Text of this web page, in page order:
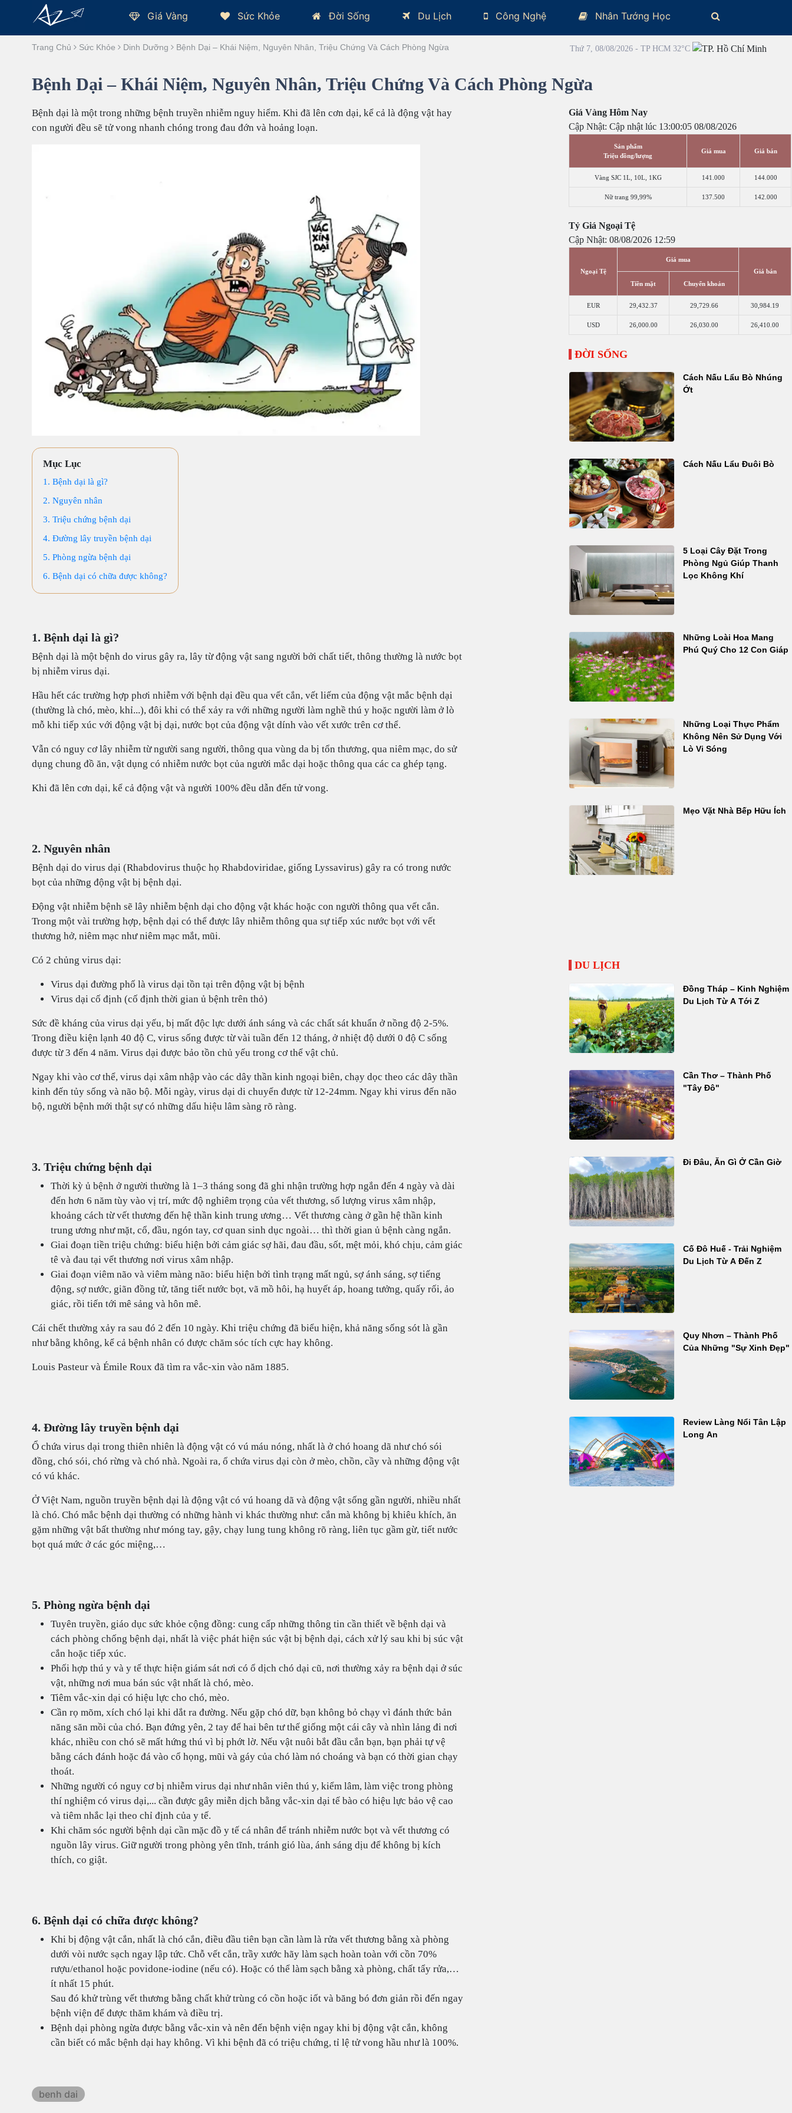
Giá Vàng Sức Khỏe Đời Sống Du Lịch Công Nghệ Nhân Tướng Học
Trang Chủ Sức Khỏe Dinh Dưỡng Bệnh Dại – Khái Niệm, Nguyên Nhân, Triệu Chứng Và Cách Phòng Ngừa Thứ 7, 08/08/2026 - TP HCM 32°C
Bệnh Dại – Khái Niệm, Nguyên Nhân, Triệu Chứng Và Cách Phòng Ngừa
Bệnh dại là một trong những bệnh truyền nhiễm nguy hiểm. Khi đã lên cơn dại, kể cả là động vật hay
con người đều sẽ tử vong nhanh chóng trong đau đớn và hoảng loạn.
Mục Lục
1. Bệnh dại là gì?
2. Nguyên nhân
3. Triệu chứng bệnh dại
4. Đường lây truyền bệnh dại
5. Phòng ngừa bệnh dại
6. Bệnh dại có chữa được không?
1. Bệnh dại là gì?
Bệnh dại là một bệnh do virus gây ra, lây từ động vật sang người bởi chất tiết, thông thường là nước bọt
bị nhiễm virus dại.
Hầu hết các trường hợp phơi nhiễm với bệnh dại đều qua vết cắn, vết liếm của động vật mắc bệnh dại
(thường là chó, mèo, khỉ...), đôi khi có thể xảy ra với những người làm nghề thú y hoặc người làm ở lò
mỗ khi tiếp xúc với động vật bị dại, nước bọt của động vật dính vào vết xước trên cơ thể.
Vẫn có nguy cơ lây nhiễm từ người sang người, thông qua vùng da bị tổn thương, qua niêm mạc, do sử
dụng chung đồ ăn, vật dụng có nhiễm nước bọt của người mắc dại hoặc thông qua các ca ghép tạng.
Khi đã lên cơn dại, kể cả động vật và người 100% đều dẫn đến tử vong.
2. Nguyên nhân
Bệnh dại do virus dại (Rhabdovirus thuộc họ Rhabdoviridae, giống Lyssavirus) gây ra có trong nước
bọt của những động vật bị bệnh dại.
Động vật nhiễm bệnh sẽ lây nhiễm bệnh dại cho động vật khác hoặc con người thông qua vết cắn.
Trong một vài trường hợp, bệnh dại có thể được lây nhiễm thông qua sự tiếp xúc nước bọt với vết
thương hở, niêm mạc như niêm mạc mắt, mũi.
Có 2 chủng virus dại:
Virus dại đường phố là virus dại tồn tại trên động vật bị bệnh
Virus dại cố định (cố định thời gian ủ bệnh trên thỏ)
Sức đề kháng của virus dại yếu, bị mất độc lực dưới ánh sáng và các chất sát khuẩn ở nồng độ 2-5%.
Trong điều kiện lạnh 40 độ C, virus sống được từ vài tuần đến 12 tháng, ở nhiệt độ dưới 0 độ C sống
được từ 3 đến 4 năm. Virus dại được bảo tồn chủ yếu trong cơ thể vật chủ.
Ngay khi vào cơ thể, virus dại xâm nhập vào các dây thần kinh ngoại biên, chạy dọc theo các dây thần
kinh đến tủy sống và não bộ. Mỗi ngày, virus dại di chuyển được từ 12-24mm. Ngay khi virus đến não
bộ, người bệnh mới thật sự có những dấu hiệu lâm sàng rõ ràng.
3. Triệu chứng bệnh dại
Thời kỳ ủ bệnh ở người thường là 1–3 tháng song đã ghi nhận trường hợp ngắn đến 4 ngày và dài
đến hơn 6 năm tùy vào vị trí, mức độ nghiêm trọng của vết thương, số lượng virus xâm nhập,
khoảng cách từ vết thương đến hệ thần kinh trung ương… Vết thương càng ở gần hệ thần kinh
trung ương như mặt, cổ, đầu, ngón tay, cơ quan sinh dục ngoài… thì thời gian ủ bệnh càng ngắn.
Giai đoạn tiền triệu chứng: biểu hiện bởi cảm giác sợ hãi, đau đầu, sốt, mệt mỏi, khó chịu, cảm giác
tê và đau tại vết thương nơi virus xâm nhập.
Giai đoạn viêm não và viêm màng não: biểu hiện bởi tình trạng mất ngủ, sợ ánh sáng, sợ tiếng
động, sợ nước, giãn đồng tử, tăng tiết nước bọt, vã mồ hôi, hạ huyết áp, hoang tưởng, quấy rối, ảo
giác, rồi tiến tới mê sảng và hôn mê.
Cái chết thường xảy ra sau đó 2 đến 10 ngày. Khi triệu chứng đã biểu hiện, khả năng sống sót là gần
như bằng không, kể cả bệnh nhân có được chăm sóc tích cực hay không.
Louis Pasteur và Émile Roux đã tìm ra vắc-xin vào năm 1885.
4. Đường lây truyền bệnh dại
Ổ chứa virus dại trong thiên nhiên là động vật có vú máu nóng, nhất là ở chó hoang dã như chó sói
đồng, chó sói, chó rừng và chó nhà. Ngoài ra, ổ chứa virus dại còn ở mèo, chồn, cầy và những động vật
có vú khác.
Ở Việt Nam, nguồn truyền bệnh dại là động vật có vú hoang dã và động vật sống gần người, nhiều nhất
là chó. Chó mắc bệnh dại thường có những hành vi khác thường như: cắn mà không bị khiêu khích, ăn
gặm những vật bất thường như móng tay, gậy, chạy lung tung không rõ ràng, liên tục gầm gừ, tiết nước
bọt quá mức ở các góc miệng,…
5. Phòng ngừa bệnh dại
Tuyên truyền, giáo dục sức khỏe cộng đồng: cung cấp những thông tin cần thiết về bệnh dại và
cách phòng chống bệnh dại, nhất là việc phát hiện súc vật bị bệnh dại, cách xử lý sau khi bị súc vật
cắn hoặc tiếp xúc.
Phối hợp thú y và y tế thực hiện giám sát nơi có ổ dịch chó dại cũ, nơi thường xảy ra bệnh dại ở súc
vật, những nơi mua bán súc vật nhất là chó, mèo.
Tiêm vắc-xin dại có hiệu lực cho chó, mèo.
Cần rọ mõm, xích chó lại khi dắt ra đường. Nếu gặp chó dữ, bạn không bỏ chạy vì đánh thức bản
năng săn mồi của chó. Bạn đứng yên, 2 tay để hai bên tư thế giống một cái cây và nhìn lảng đi nơi
khác, nhiều con chó sẽ mất hứng thú vì bị phớt lờ. Nếu vật nuôi bắt đầu cắn bạn, bạn phải tự vệ
bằng cách đánh hoặc đá vào cổ họng, mũi và gáy của chó làm nó choáng và bạn có thời gian chạy
thoát.
Những người có nguy cơ bị nhiễm virus dại như nhân viên thú y, kiểm lâm, làm việc trong phòng
thí nghiệm có virus dại,... cần được gây miễn dịch bằng vắc-xin dại tế bào có hiệu lực bảo vệ cao
và tiêm nhắc lại theo chỉ định của y tế.
Khi chăm sóc người bệnh dại cần mặc đồ y tế cá nhân để tránh nhiễm nước bọt và vết thương có
nguồn lây virus. Giữ người trong phòng yên tĩnh, tránh gió lùa, ánh sáng dịu để không bị kích
thích, co giật.
6. Bệnh dại có chữa được không?
Khi bị động vật cắn, nhất là chó cắn, điều đầu tiên bạn cần làm là rửa vết thương bằng xà phòng
dưới vòi nước sạch ngay lập tức. Chỗ vết cắn, trầy xước hãy làm sạch hoàn toàn với cồn 70%
rượu/ethanol hoặc povidone-iodine (nếu có). Hoặc có thể làm sạch bằng xà phòng, chất tẩy rửa,…
ít nhất 15 phút.
Sau đó khử trùng vết thương bằng chất khử trùng có cồn hoặc iốt và băng bó đơn giản rồi đến ngay
bệnh viện để được thăm khám và điều trị.
Bệnh dại phòng ngừa được bằng vắc-xin và nên đến bệnh viện ngay khi bị động vật cắn, không
cần biết có mắc bệnh dại hay không. Vì khi bệnh đã có triệu chứng, tỉ lệ tử vong hầu như là 100%.
benh dai
Giá Vàng Hôm Nay
Cập Nhật: Cập nhật lúc 13:00:05 08/08/2026
Sản phẩm
Triệu đồng/lượng
Giá mua Giá bán
Vàng SJC 1L, 10L, 1KG 141.000 144.000
Nữ trang 99,99% 137.500 142.000
Tỷ Giá Ngoại Tệ
Cập Nhật: 08/08/2026 12:59
Ngoại Tệ
Giá mua
Giá bán
Tiền mặt
Chuyển khoản
EUR 29,432.37 29,729.66 30,984.19
USD 26,000.00 26,030.00 26,410.00
ĐỜI SỐNG
Cách Nấu Lẩu Bò Nhúng
Ớt
Cách Nấu Lẩu Đuôi Bò
5 Loại Cây Đặt Trong
Phòng Ngủ Giúp Thanh
Lọc Không Khí
Những Loài Hoa Mang
Phú Quý Cho 12 Con Giáp
Những Loại Thực Phẩm
Không Nên Sử Dụng Với
Lò Vi Sóng
Mẹo Vặt Nhà Bếp Hữu Ích
DU LỊCH
Đồng Tháp – Kinh Nghiệm
Du Lịch Từ A Tới Z
Cần Thơ – Thành Phố
"Tây Đô"
Đi Đâu, Ăn Gì Ở Cần Giờ
Cố Đô Huế - Trải Nghiệm
Du Lịch Từ A Đến Z
Quy Nhơn – Thành Phố
Của Những "Sự Xinh Đẹp"
Review Làng Nổi Tân Lập
Long An